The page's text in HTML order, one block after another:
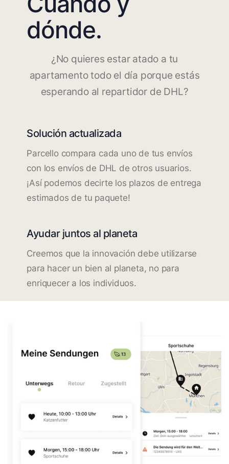
dónde.
¿No quieres estar atado a tu
apartamento todo el día porque estás
esperando al repartidor de DHL?
Solución actualizada
Parcello compara cada uno de tus envíos
con los envíos de DHL de otros usuarios.
¡Así podemos decirte los plazos de entrega
estimados de tu paquete!
Ayudar juntos al planeta
Creemos que la innovación debe utilizarse
para hacer un bien al planeta, no para
enriquecer a los individuos.